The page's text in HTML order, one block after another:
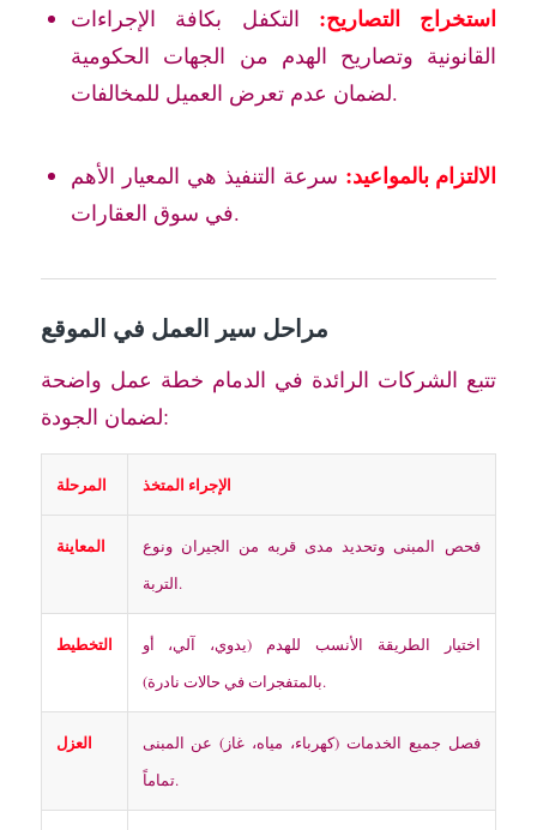
استخراج التصاريح: التكفل بكافة الإجراءات
القانونية وتصاريح الهدم من الجهات الحكومية
لضمان عدم تعرض العميل للمخالفات.
الالتزام بالمواعيد: سرعة التنفيذ هي المعيار الأهم
في سوق العقارات.
مراحل سير العمل في الموقع
تتبع الشركات الرائدة في الدمام خطة عمل واضحة
لضمان الجودة:
المرحلة الإجراء المتخذ
المعاينة
فحص المبنى وتحديد مدى قربه من الجيران ونوع
التربة.
التخطيط
اختيار الطريقة الأنسب للهدم (يدوي، آلي، أو
بالمتفجرات في حالات نادرة).
العزل
فصل جميع الخدمات (كهرباء، مياه، غاز) عن المبنى
تماماً.